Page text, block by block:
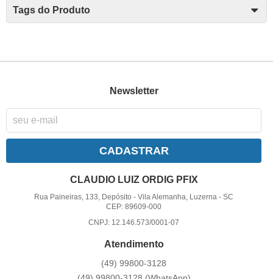
Tags do Produto
Newsletter
CADASTRAR
CLAUDIO LUIZ ORDIG PFIX
Rua Paineiras, 133, Depósito -Vila Alemanha, Luzerna -SC
CEP: 89609-000
CNPJ: 12.146.573/0001-07
Atendimento
(49) 99800-3128